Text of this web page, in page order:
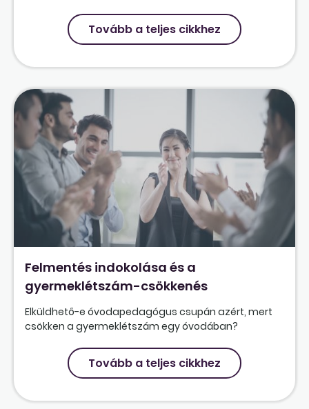
Tovább a teljes cikkhez
Felmentés indokolása és a
gyermeklétszám-csökkenés
Elküldhető-e óvodapedagógus csupán azért, mert
csökken a gyermeklétszám egy óvodában?
Tovább a teljes cikkhez